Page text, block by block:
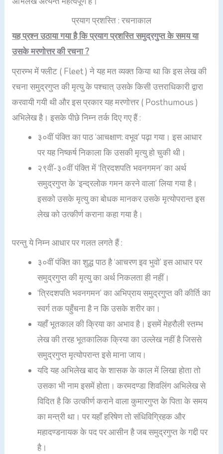
प्रयाग प्रशस्ति : रचनाकाल
यह प्रश्न उठाया गया है कि प्रयाग प्रशस्ति समुद्रगुप्त के समय या
उसके मरणोत्तर की रचना ?
प्रारम्भ में फ्लीट ( Fleet ) ने यह मत व्यक्त किया था कि इस लेख की
रचना समुद्रगुप्त की मृत्यु के पश्चात् उसके किसी उत्तराधिकारी द्वारा
करवायी गयी थी और इस प्रकार यह मरणोत्तर ( Posthumous )
अभिलेख है। इसके पीछे निम्न तर्क दिए गए हैं :
३०वीं पंक्ति का पाठ ‘आचक्षाण: वभूव’ पढ़ा गया। इस आधार
पर यह निष्कर्ष निकाला कि उसकी मृत्यु हो चुकी थी।
२९वीं-३०वीं पंक्ति में ‘त्रिदशपति भवनगमन’ का अर्थ
समुद्रगुप्त के ‘इन्द्रलोक गमन करने वाला’ लिया गया है।
इसको उसके मृत्यु का बोधक मानकर उसके मृत्योपरान्त इस
लेख को उत्कीर्ण कराना कहा गया है।
परन्तु ये निम्न आधार पर गलत लगते हैं :
३०वीं पंक्ति का शुद्ध पाठ है ‘आचरण इव भुवो’ इस आधार पर
समुद्रगुप्त की मृत्यु का अर्थ निकलता ही नहीं।
‘त्रिदशपति भवनगमन’ का अभिप्राय समुद्रगुप्त की कीर्ति का
स्वर्ग तक पहुँचना है न कि उसके शरीर का।
यहाँ भूतकाल की क्रिया का अभाव है। इसमें मेहरौली स्तम्भ
लेख की तरह भूतकालिक क्रिया का उल्लेख नहीं है जिससे
समुद्रगुप्त मृत्योपरान्त इसे माना जाय।
यदि यह अभिलेख बाद के शासक के काल में लिखा होता तो
उसका भी नाम इसमें होता। करमदण्डा शिवलिंग अभिलेख से
विदित है कि उत्कीर्ण कराने वाला कुमारगुप्त के पिता के समय
का मन्त्री था। पर यहाँ हरिषेण तो संधिविग्रिहक और
महादण्डनायक के पद पर आसीन है जब समुद्रगुप्त के गद्दी पर
है।